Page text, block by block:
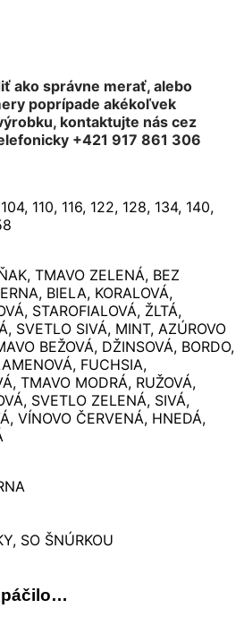
ako správne merať, alebo
poprípade akékoľvek
kontaktujte nás cez
+421 917 861 306
110, 116, 122, 128, 134, 140,
TMAVO ZELENÁ, BEZ
BIELA, KORALOVÁ,
STAROFIALOVÁ, ŽLTÁ,
SVETLO SIVÁ, MINT, AZÚROVO
BEŽOVÁ, DŽINSOVÁ, BORDO,
FUCHSIA,
TMAVO MODRÁ, RUŽOVÁ,
SVETLO ZELENÁ, SIVÁ,
VÍNOVO ČERVENÁ, HNEDÁ,
SO ŠNÚRKOU
páčilo…